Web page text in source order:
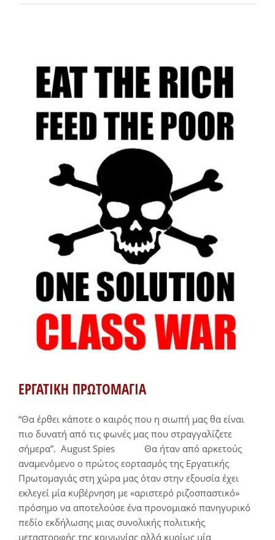
ΕΡΓΑΤΙΚΗ ΠΡΩΤΟΜΑΓΙΑ
“Θα έρθει κάποτε ο καιρός που η σιωπή μας θα είναι
πιο δυνατή από τις φωνές μας που στραγγαλίζετε
σήμερα”. August Spies Θα ήταν από αρκετούς
αναμενόμενο ο πρώτος εορτασμός της Εργατικής
Πρωτομαγιάς στη χώρα μας όταν στην εξουσία έχει
εκλεγεί μία κυβέρνηση με «αριστερό ριζοσπαστικό»
πρόσημο να αποτελούσε ένα προνομιακό πανηγυρικό
πεδίο εκδήλωσης μιας συνολικής πολιτικής
μεταστροφής της κοινωνίας αλλά κυρίως μία